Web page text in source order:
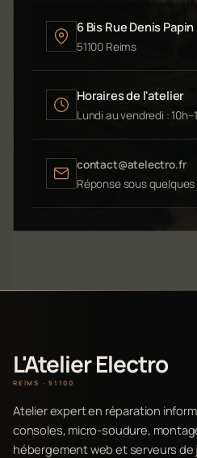
6 Bis Rue Denis Papin
51100 Reims
Horaires de l'atelier
Lundi au vendredi :
contact@atelectro.fr
Réponse sous
L'Atelier Electro
REIMS · 51100
Atelier expert en réparation
consoles, micro-soudure,
hébergement web et serveurs de